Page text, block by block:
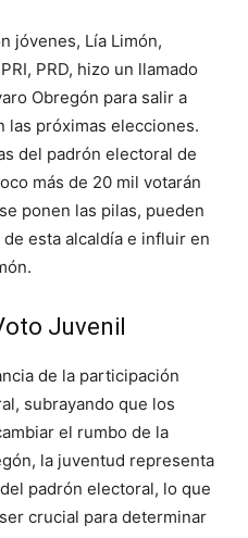
jóvenes, Lía Limón,
PRD, hizo un llamado
Obregón para salir a
las próximas elecciones.
del padrón electoral de
más de 20 mil votarán
ponen las pilas, pueden
esta alcaldía e influir en
Juvenil
de la participación
subrayando que los
el rumbo de la
la juventud representa
padrón electoral, lo que
crucial para determinar